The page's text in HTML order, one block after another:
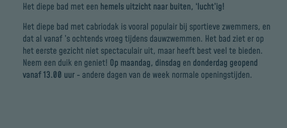
Het diepe bad met een hemels uitzicht naar buiten, ‘lucht’ig!
Het diepe bad met cabriodak is vooral populair bij sportieve zwemmers, en
dat al vanaf ’s ochtends vroeg tijdens dauwzwemmen. Het bad ziet er op
het eerste gezicht niet spectaculair uit, maar heeft best veel te bieden.
Neem een duik en geniet! Op maandag, dinsdag en donderdag geopend
vanaf 13.00 uur - andere dagen van de week normale openingstijden.